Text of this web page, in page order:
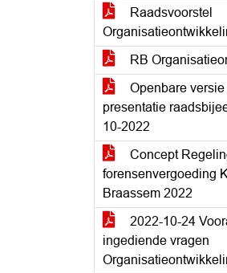
Raadsvoorstel
RB
Openbare versie
presentatie
10-2022
Concept
forensenvergoeding
Braassem 2022
2022-10-24
ingediende vragen